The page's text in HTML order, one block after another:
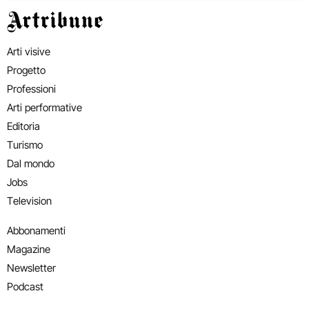
Artribune
Arti visive
Progetto
Professioni
Arti performative
Editoria
Turismo
Dal mondo
Jobs
Television
Abbonamenti
Magazine
Newsletter
Podcast